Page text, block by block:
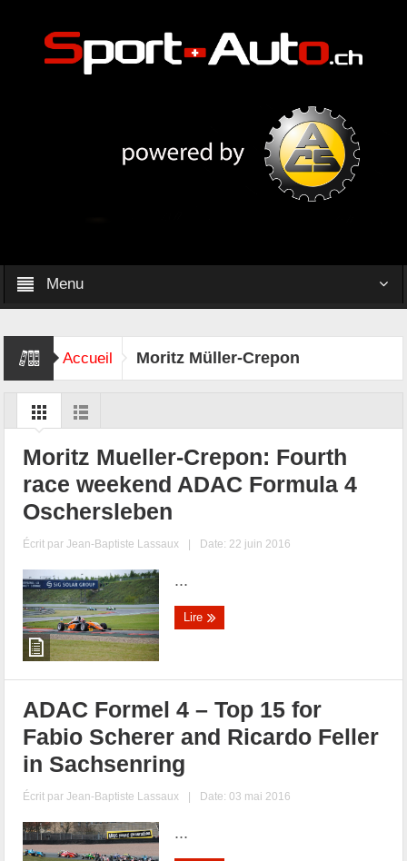
Menu
Accueil Moritz Müller-Crepon
Moritz Mueller-Crepon: Fourth
race weekend ADAC Formula 4
Oschersleben
Écrit parJean-Baptiste Lassaux | Date: 22 juin 2016
...
Lire
ADAC Formel 4 – Top 15 for
Fabio Scherer and Ricardo Feller
in Sachsenring
Écrit parJean-Baptiste Lassaux | Date: 03 mai 2016
...